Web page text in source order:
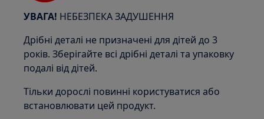
УВАГА! НЕБЕЗПЕКА ЗАДУШЕННЯ
Дрібні деталі не призначені для дітей до 3
років. Зберігайте всі дрібні деталі та упаковку
подалі від дітей.
Тільки дорослі повинні користуватися або
встановлювати цей продукт.